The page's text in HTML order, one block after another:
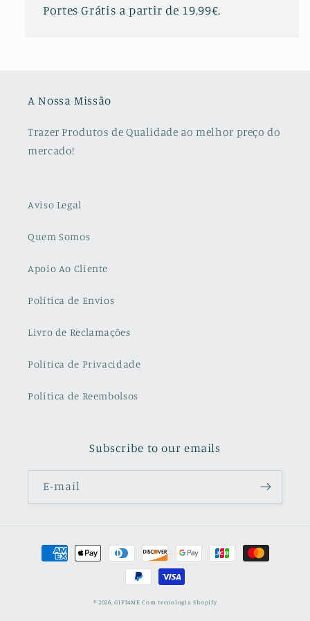
Portes Grátis a partir de 19,99€.
A Nossa Missão
Trazer Produtos de Qualidade ao melhor preço do
mercado!
Aviso Legal
Quem Somos
Apoio Ao Cliente
Política de Envios
Livro de Reclamações
Política de Privacidade
Política de Reembolsos
Subscribe to our emails
E-mail
Métodos
© 2026,GIFT4ME Com tecnologia Shopify